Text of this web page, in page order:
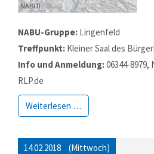
NABU)
NABU-Gruppe: Lingenfeld
Treffpunkt: Kleiner Saal des
Info und Anmeldung:06344-
RLP.de
Weiterlesen …
14.02.2018 (Mittwoch)